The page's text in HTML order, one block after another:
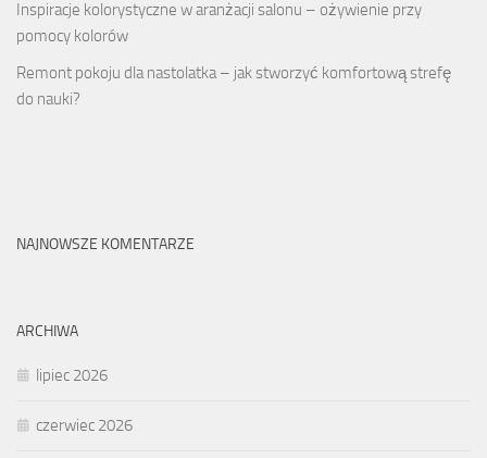
Inspiracje kolorystyczne w aranżacji salonu – ożywienie przy
pomocy kolorów
Remont pokoju dla nastolatka – jak stworzyć komfortową strefę
do nauki?
NAJNOWSZE KOMENTARZE
ARCHIWA
lipiec 2026
czerwiec 2026